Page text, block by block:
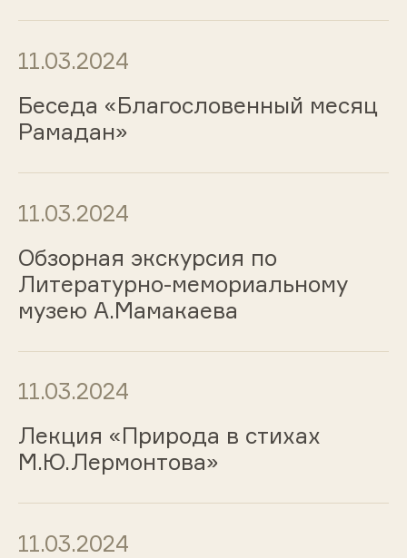
11.03.2024
Беседа «Благословенный месяц
Рамадан»
11.03.2024
Обзорная экскурсия по
Литературно-мемориальному
музею А.Мамакаева
11.03.2024
Лекция «Природа в стихах
М.Ю.Лермонтова»
11.03.2024